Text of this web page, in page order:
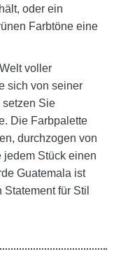
oder ein
Farbtöne eine
voller
sich von seiner
Sie
Die Farbpalette
durchzogen von
Stück einen
Guatemala ist
für Stil